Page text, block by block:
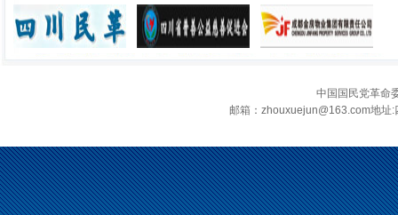
中国国民党革命
邮箱：zhouxuejun@163.com地址